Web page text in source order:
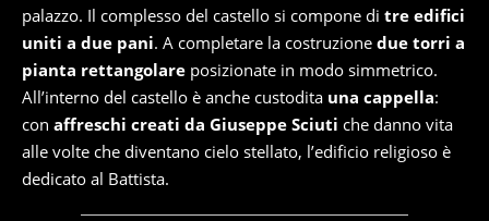
palazzo. Il complesso del castello si compone di tre edifici
uniti a due pani. A completare la costruzione due torri a
pianta rettangolare posizionate in modo simmetrico.
All’interno del castello è anche custodita una cappella:
con affreschi creati da Giuseppe Sciuti che danno vita
alle volte che diventano cielo stellato, l’edificio religioso è
dedicato al Battista.